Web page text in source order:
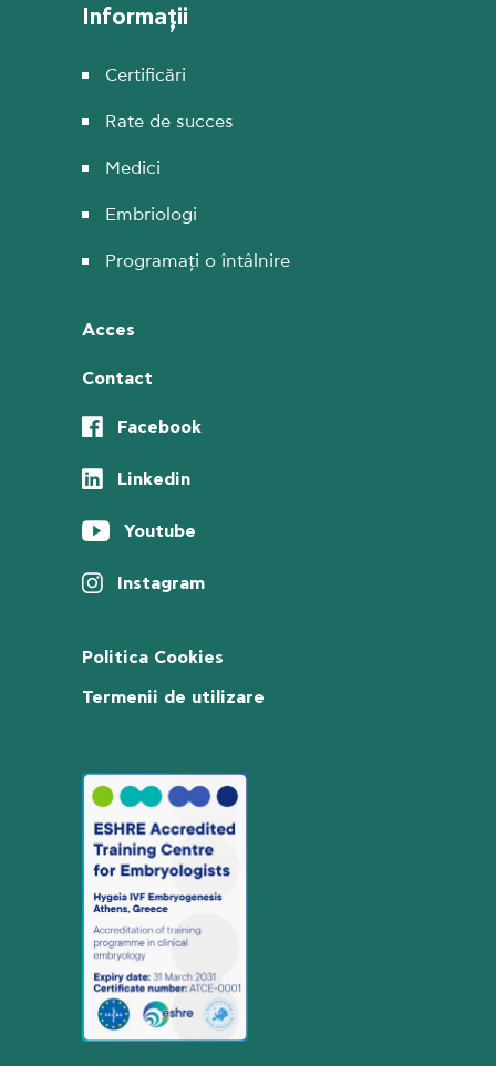
Informații
Certificări
Rate de succes
Medici
Embriologi
Programați o întâlnire
Acces
Contact
Facebook
Linkedin
Youtube
Instagram
Politica Cookies
Termenii de utilizare